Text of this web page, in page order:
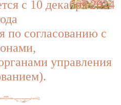
с 10 декабря 2024
по согласованию с
управления